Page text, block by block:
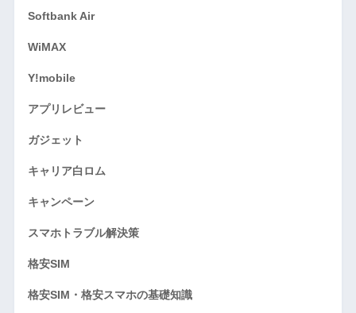
Softbank Air
WiMAX
Y!mobile
アプリレビュー
ガジェット
キャリア白ロム
キャンペーン
スマホトラブル解決策
格安SIM
格安SIM・格安スマホの基礎知識